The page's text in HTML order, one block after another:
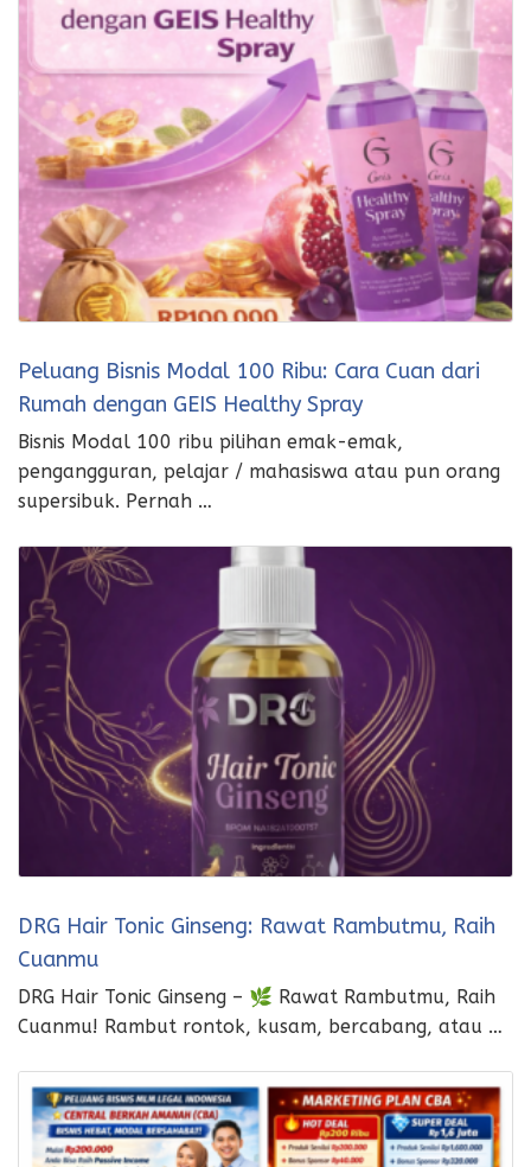
Peluang Bisnis Modal 100 Ribu: Cara Cuan dari
Rumah dengan GEIS Healthy Spray
Bisnis Modal 100 ribu pilihan emak-emak,
pengangguran, pelajar / mahasiswa atau pun orang
supersibuk. Pernah …
DRG Hair Tonic Ginseng: Rawat Rambutmu, Raih
Cuanmu
DRG Hair Tonic Ginseng – 🌿 Rawat Rambutmu, Raih
Cuanmu! Rambut rontok, kusam, bercabang, atau …